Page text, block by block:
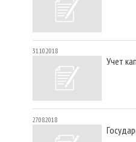
31.10.2018
Учет
27.08.2018